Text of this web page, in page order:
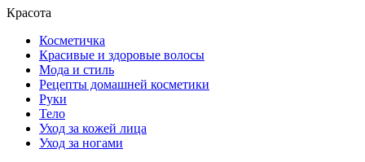
Красота
Косметичка
Красивые и здоровые волосы
Мода и стиль
Рецепты домашней косметики
Руки
Тело
Уход за кожей лица
Уход за ногами